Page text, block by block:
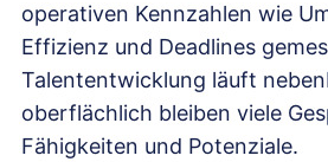
operativen Kennzahlen wie
Effizienz und Deadlines
Talententwicklung läuft
oberflächlich bleiben viele
Fähigkeiten und Potenziale.